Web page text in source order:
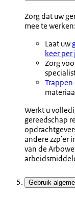
Zorg dat uw
mee te werken:
Laat uw
keer per
Zorg
Trappen
Werkt u
gereedschap
andere zzp'er
van de
Gebruik